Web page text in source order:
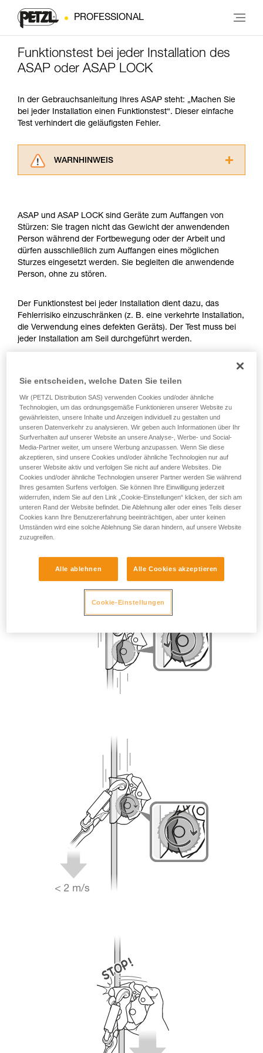
PROFESSIONAL
Funktionstest bei jeder Installation des
ASAP oder ASAP LOCK
In der Gebrauchsanleitung Ihres ASAP steht: „Machen Sie
bei jeder Installation einen Funktionstest“. Dieser einfache
Test verhindert die geläufigsten Fehler.
WARNHINWEIS
ziehen. Um diese Zusatzinformationen
verstehen zu können, müssen Sie zuerst die in
der Gebrauchsanweisung enthaltenen
Informationen richtig verstanden haben.
Die Beherrschung dieser Techniken setzt eine
entsprechende Ausbildung und ein spezielles
einem Profi, ob Sie in der Lage sind, den
Vorgang alleine sicher zu wiederholen, bevor
Sie ihn eigenständig durchführen.
Wir geben Beispiele für die mit Ihrer Aktivität
ASAP und ASAP LOCK sind Geräte zum Auffangen von
Stürzen: Sie tragen nicht das Gewicht der anwendenden
Person während der Fortbewegung oder der Arbeit und
dürfen ausschließlich zum Auffangen eines möglichen
Sturzes eingesetzt werden. Sie begleiten die anwendende
Person, ohne zu stören.
Der Funktionstest bei jeder Installation dient dazu, das
Fehlerrisiko einzuschränken (z. B. eine verkehrte Installation,
die Verwendung eines defekten Geräts). Der Test muss bei
jeder Installation am Seil durchgeführt werden.
Durchführung des Tests, dass die LOCK-Funktion deaktiviert
Nachdem Sie das ASAP oder ASAP LOCK am Seil
angebracht haben, lassen Sie das Gerät ruckartig nach
unten laufen. Mit einer schnellen Handbewegung kann leicht
eine Geschwindigkeit von 2 m/s erreicht werden. Dabei
sollte das Gerät blockieren. Wenn es nicht blockiert,
überprüfen Sie Ihre Installation oder kontrollieren Sie den
Zustand des Geräts.
Sie entscheiden, welche Daten Sie teilen
Wir (PETZL Distribution SAS) verwenden Cookies und/oder ähnliche
Technologien, um das ordnungsgemäße Funktionieren unserer Website zu
gewährleisten, unsere Inhalte und Anzeigen individuell zu gestalten und
unseren Datenverkehr zu analysieren. Wir geben auch Informationen über Ihr
Surfverhalten auf unserer Website an unsere Analyse-, Werbe- und Social-
Media-Partner weiter, um unsere Werbung anzupassen. Wenn Sie diese
akzeptieren, sind unsere Cookies und/oder ähnliche Technologien nur auf
unserer Website aktiv und verfolgen Sie nicht auf andere Websites. Die
Cookies und/oder ähnliche Technologien unserer Partner werden Sie während
Ihres gesamten Surfens verfolgen. Sie können Ihre Einwilligung jederzeit
widerrufen, indem Sie auf den Link „Cookie-Einstellungen“ klicken, der sich am
unteren Rand der Website befindet. Die Ablehnung aller oder eines Teils dieser
Cookies kann Ihre Benutzererfahrung beeinträchtigen, aber unter keinen
Umständen wird eine solche Ablehnung Sie daran hindern, auf unsere Website
zuzugreifen.
Alle ablehnen Alle Cookies akzeptieren
Cookie-Einstellungen